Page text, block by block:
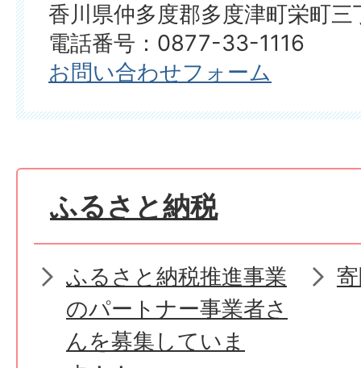
香川県仲多度郡多度津町栄町
電話番号：0877-33-1116
お問い合わせフォーム
ふるさと納税
ふるさと納税推進事業
のパートナー事業者さ
んを募集していま